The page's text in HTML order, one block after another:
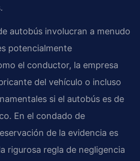
autobús involucran a menudo
potencialmente
el conductor, la empresa
del vehículo o incluso
si el autobús es de
En el condado de
de la evidencia es
rigurosa regla de negligencia